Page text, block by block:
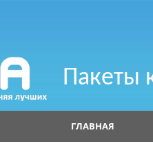
Пакеты
ГЛАВНАЯ